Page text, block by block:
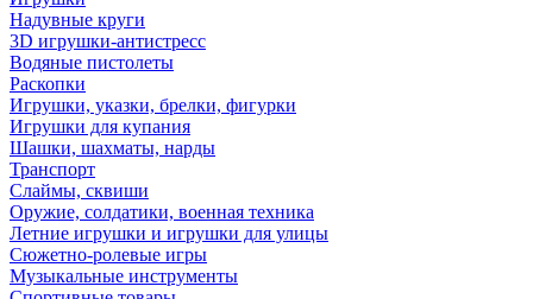
Надувные круги
3D игрушки-антистресс
Водяные пистолеты
Раскопки
Игрушки, указки, брелки, фигурки
Игрушки для купания
Шашки, шахматы, нарды
Транспорт
Слаймы, сквиши
Оружие, солдатики, военная техника
Летние игрушки и игрушки для улицы
Сюжетно-ролевые игры
Музыкальные инструменты